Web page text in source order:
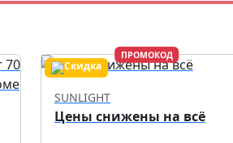
ПРОМОКОД
SUNLIGHT
Цены снижены на всё